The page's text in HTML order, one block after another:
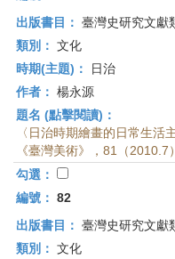
出版書目： 臺灣史研究文獻
類別： 文化
時期(主題)：
日治
作者： 楊永源
題名 (點擊閱讀)：
〈日治時期繪畫的日常生活
《臺灣美術》，81（2010.7
勾選：
編號： 82
出版書目： 臺灣史研究文獻
類別： 文化